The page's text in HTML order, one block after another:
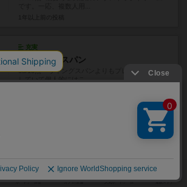
充実
ワイアームスパン
08/10点 ウイングスパンよりもプレイがスッキリ
していて個人的にはこ...